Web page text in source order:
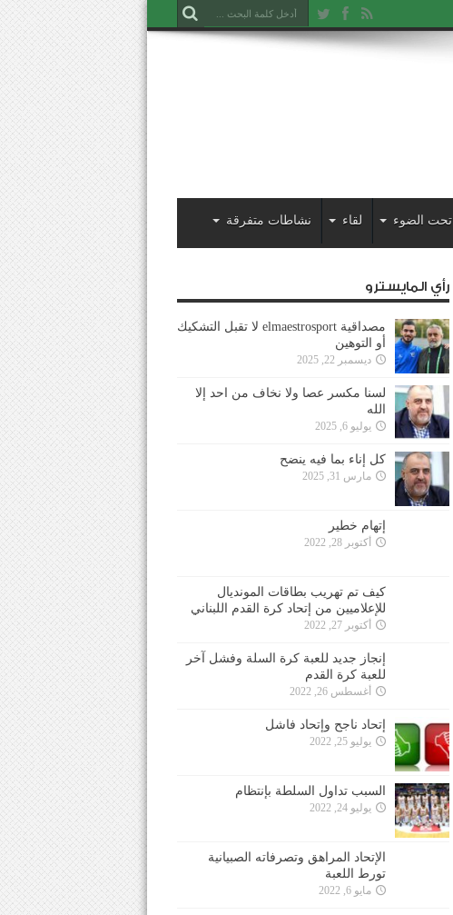
تحت الضوء لقاء نشاطات متفرقة
رأي المايسترو
مصداقية elmaestrosport لا تقبل التشكيك
أو التوهين
ديسمبر 22, 2025
لسنا مكسر عصا ولا نخاف من احد إلا
الله
يوليو 6, 2025
كل إناء بما فيه ينضح
مارس 31, 2025
إتهام خطير
أكتوبر 28, 2022
كيف تم تهريب بطاقات المونديال
للإعلاميين من إتحاد كرة القدم اللبناني
أكتوبر 27, 2022
إنجاز جديد للعبة كرة السلة وفشل آخر
للعبة كرة القدم
أغسطس 26, 2022
إتحاد ناجح وإتحاد فاشل
يوليو 25, 2022
السبب تداول السلطة بإنتظام
يوليو 24, 2022
الإتحاد المراهق وتصرفاته الصبيانية
تورط اللعبة
مايو 6, 2022